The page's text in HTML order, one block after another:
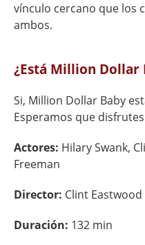
vínculo cercano que los
ambos.
¿Está Million Dollar
Si, Million Dollar Baby
Esperamos que
Actores: Hilary Swank,
Freeman
Director: Clint Eastwood
Duración: 132 min